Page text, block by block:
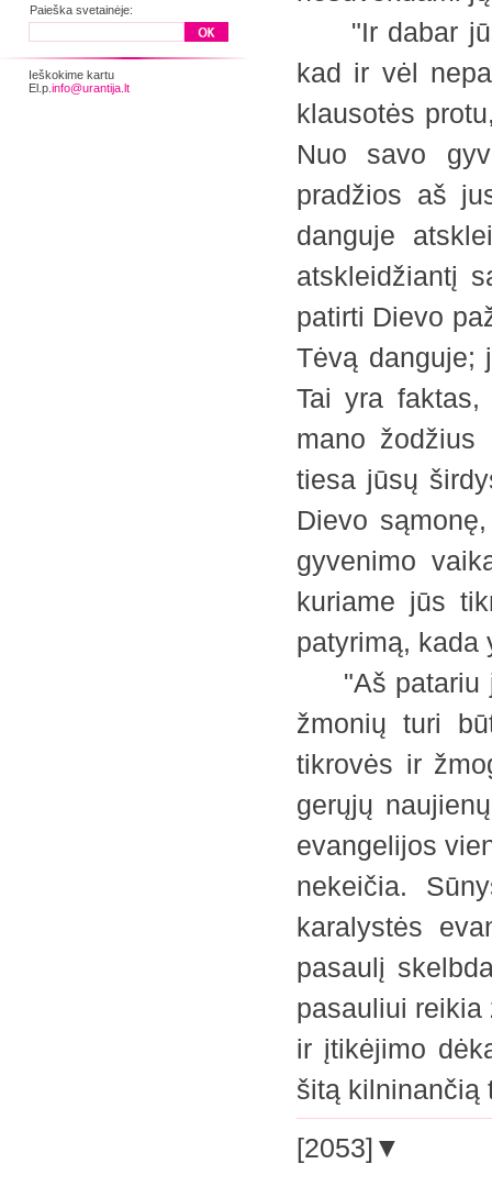
Paieška svetainėje:
Ieškokime kartu
El.p. info@urantija.lt
"Ir dabar jūs
kad ir vėl
klausotės
Nuo savo
pradžios aš
danguje
atskleidžiantį
patirti Dievo
Tėvą danguje;
Tai yra
mano
tiesa jūsų
Dievo
gyvenimo
kuriame jūs
patyrimą, kada
"Aš patariu
žmonių turi
tikrovės ir
gerųjų
evangelijos
nekeičia.
karalystės
pasaulį
pasauliui reikia
ir įtikėjimo
šitą kilninančią
[2053]▼